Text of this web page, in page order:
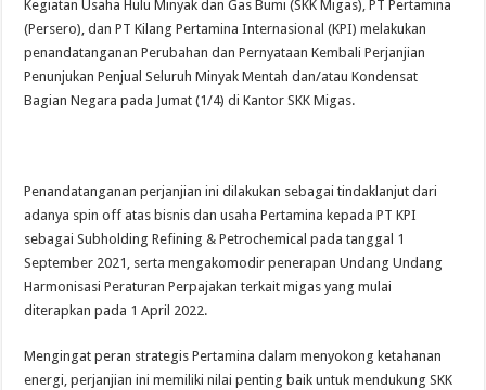
Kegiatan Usaha Hulu Minyak dan Gas Bumi (SKK Migas), PT Pertamina
(Persero), dan PT Kilang Pertamina Internasional (KPI) melakukan
penandatanganan Perubahan dan Pernyataan Kembali Perjanjian
Penunjukan Penjual Seluruh Minyak Mentah dan/atau Kondensat
Bagian Negara pada Jumat (1/4) di Kantor SKK Migas.
Penandatanganan perjanjian ini dilakukan sebagai tindaklanjut dari
adanya spin off atas bisnis dan usaha Pertamina kepada PT KPI
sebagai Subholding Refining & Petrochemical pada tanggal 1
September 2021, serta mengakomodir penerapan Undang Undang
Harmonisasi Peraturan Perpajakan terkait migas yang mulai
diterapkan pada 1 April 2022.
Mengingat peran strategis Pertamina dalam menyokong ketahanan
energi, perjanjian ini memiliki nilai penting baik untuk mendukung SKK